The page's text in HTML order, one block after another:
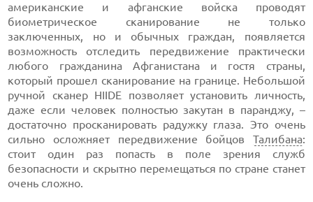
американские и афганские войска проводят
биометрическое сканирование не только
заключенных, но и обычных граждан, появляется
возможность отследить передвижение практически
любого гражданина Афганистана и гостя страны,
который прошел сканирование на границе. Небольшой
ручной сканер HIIDE позволяет установить личность,
даже если человек полностью закутан в паранджу, –
достаточно просканировать радужку глаза. Это очень
сильно осложняет передвижение бойцов Талибана:
стоит один раз попасть в поле зрения служб
безопасности и скрытно перемещаться по стране станет
очень сложно.